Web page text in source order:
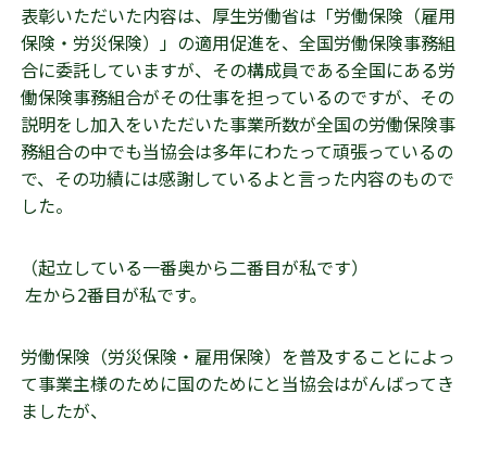
表彰いただいた内容は、厚生労働省は「労働保険（雇用
保険・労災保険）」の適用促進を、全国労働保険事務組
合に委託していますが、その構成員である全国にある労
働保険事務組合がその仕事を担っているのですが、その
説明をし加入をいただいた事業所数が全国の労働保険事
務組合の中でも当協会は多年にわたって頑張っているの
で、その功績には感謝しているよと言った内容のもので
した。
（起立している一番奥から二番目が私です）
左から2番目が私です。
労働保険（労災保険・雇用保険）を普及することによっ
て事業主様のために国のためにと当協会はがんばってき
ましたが、